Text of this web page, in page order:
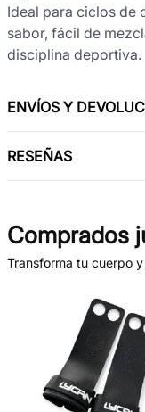
Ideal para ciclos de
sabor, fácil de
disciplina deportiva.
ENVÍOS Y
RESEÑAS
Comprados
Transforma tu cuerpo